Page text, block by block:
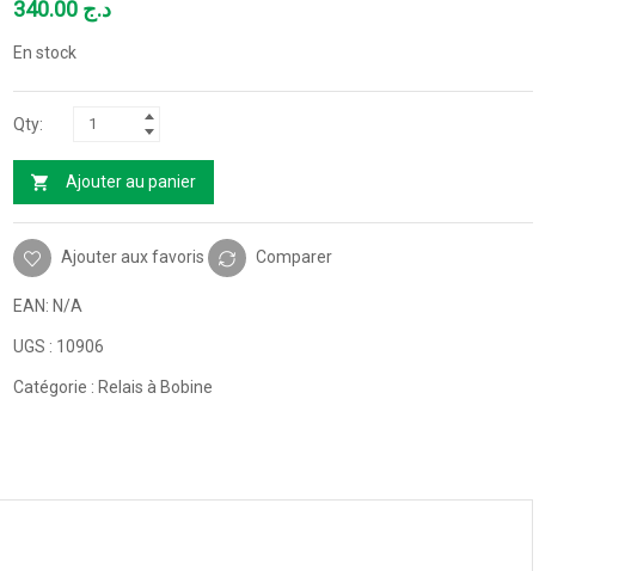
د.ج
En stock
Ajouter au panier
Ajouter aux favoris Comparer
EAN: N/A
UGS : 10906
Catégorie : Relais à Bobine